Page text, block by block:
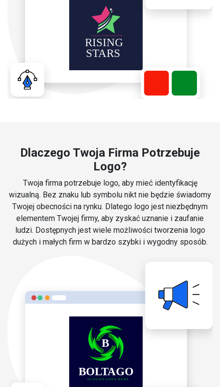
Dlaczego Twoja Firma Potrzebuje
Logo?
Twoja firma potrzebuje logo, aby mieć identyfikację
wizualną. Bez znaku lub symbolu nikt nie będzie świadomy
Twojej obecności na rynku. Dlatego logo jest niezbędnym
elementem Twojej firmy, aby zyskać uznanie i zaufanie
ludzi. Dostępnych jest wiele możliwości tworzenia logo
dużych i małych firm w bardzo szybki i wygodny sposób.